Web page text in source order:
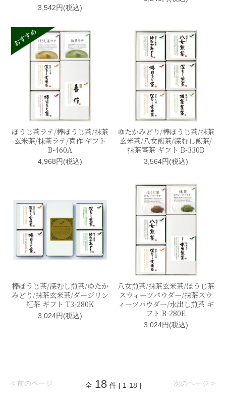
3,542円(税込)
ほうじ茶ラテ/棒ほうじ茶/抹茶
玄米茶/抹茶ラテ/喜作 ギフト
B-460A
4,968円(税込)
ゆたかみどり/棒ほうじ茶/抹茶
玄米茶/八女煎茶/深むし煎茶/
抹茶茎茶 ギフト B-330B
3,564円(税込)
棒ほうじ茶/深むし煎茶/ゆたか
みどり/抹茶玄米茶/ダージリン
紅茶 ギフト T3-280K
3,024円(税込)
八女煎茶/抹茶玄米茶/ほうじ茶
スウィーツパウダー/抹茶スウ
ィーツパウダー/水出し煎茶 ギ
フト B-280E
3,024円(税込)
< 前のページ 次のページ >
全 18 件 [ 1-18 ]